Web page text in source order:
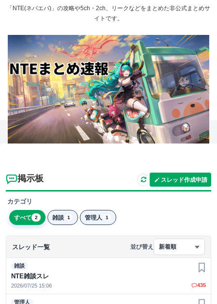
「NTE(ネバエバ)」の攻略や5ch・2ch、リークなどをまとめた非公式まとめサ
イトです。
掲示板 スレッド作成申請
カテゴリ
すべて 2 雑談 1 管理人 1
スレッド一覧 並び替え 新着順
雑談
NTE雑談スレ
2026/07/25 15:06
お気
435
管理人